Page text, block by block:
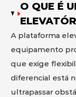
O QUE É
A plataforma
equipamento
que exige
diferencial está
ultrapassar